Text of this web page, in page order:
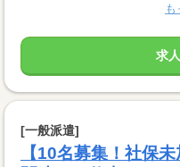
も
求
[一般派遣]
【10名募集！社保